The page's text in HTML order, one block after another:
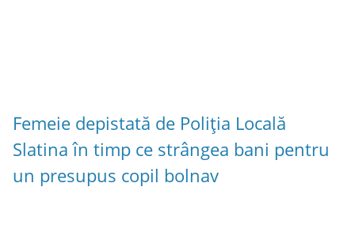
Femeie depistată de Poliția Locală
Slatina în timp ce strângea bani pentru
un presupus copil bolnav